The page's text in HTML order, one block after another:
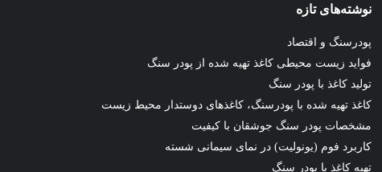
نوشته‌های تازه
پودرسنگ و اقتصاد
فواید زیست محیطی کاغذ تهیه شده از پودر سنگ
تولید کاغذ با پودر سنگ
کاغذ تهیه شده با پودرسنگ، کاغذهای دوستدار محیط زیست
مشخصات پودر سنگ جوشقان با کیفیت
کاربرد فوم (یونولیت) در نمای سیمانی شسته
تهیه کاغذ با پودر سنگ